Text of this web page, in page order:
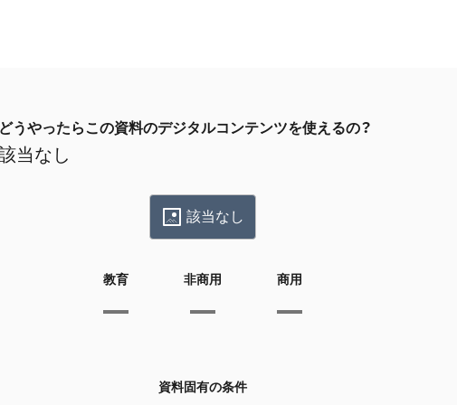
どうやったらこの資料のデジタルコンテンツを使えるの？
当なし
該当なし
教育 非商用 商用
資料固有の条件